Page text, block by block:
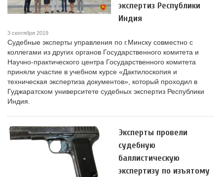
экспертиз Республики
Индия
3 сентября 2019
Судебные эксперты управления по г.Минску совместно с
коллегами из других органов Государственного комитета и
Научно-практического центра Государственного комитета
приняли участие в учебном курсе «Дактилоскопия и
техническая экспертиза документов», который проходил в
Гуджаратском университете судебных экспертиз Республики
Индия.
Эксперты провели
судебную
баллистическую
экспертизу по изъятому